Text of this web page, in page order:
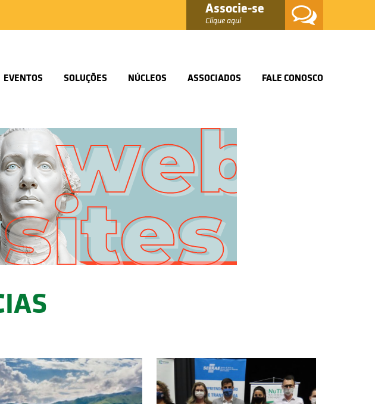
Associe-se
Clique aqui
EVENTOS SOLUÇÕES NÚCLEOS ASSOCIADOS FALE CONOSCO